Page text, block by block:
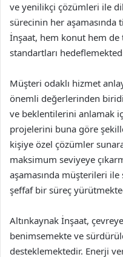
ve yenilikçi çözümleri ile
sürecinin her aşamasında
İnşaat, hem konut hem
standartları
Müşteri odaklı hizmet
önemli değerlerinden
ve beklentilerini anlamak
projelerini buna göre
kişiye özel çözümler
maksimum seviyeye
aşamasında müşterileri
şeffaf bir süreç
Altınkaynak İnşaat,
benimsemekte ve
desteklemektedir. Enerji